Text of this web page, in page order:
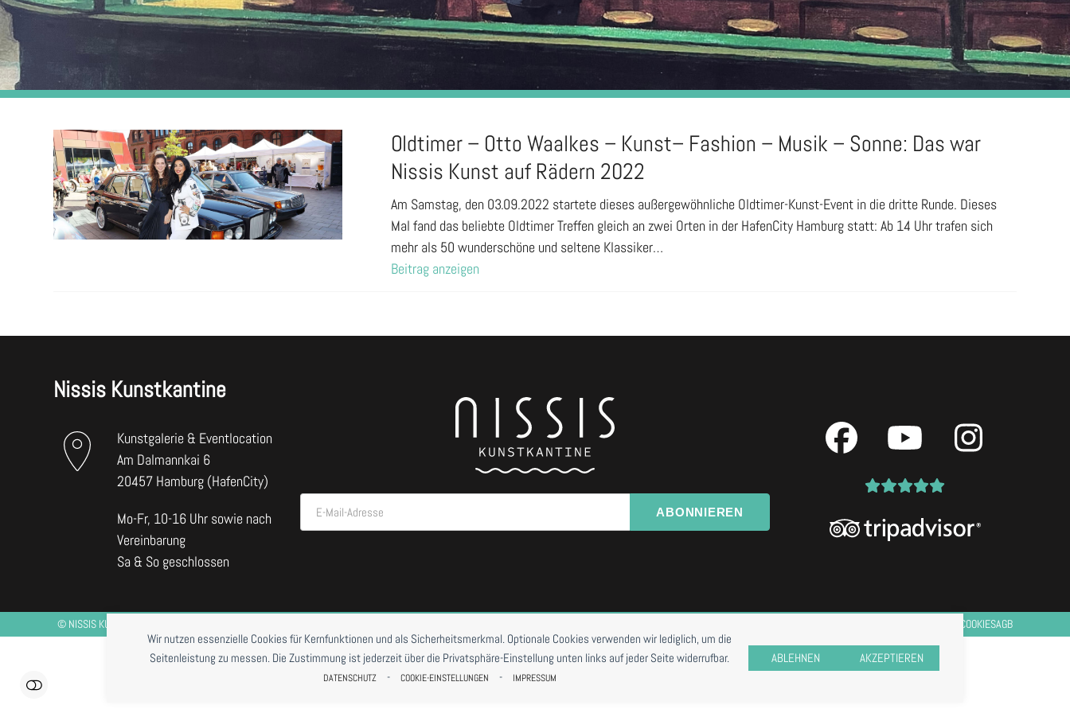
Wir nutzen essenzielle Cookies für Kernfunktionen und als Sicherheitsmerkmal. Optionale Cookies verwenden wir lediglich, um die
Seitenleistung zu messen. Die Zustimmung ist jederzeit über die Privatsphäre-Einstellung unten links auf jeder Seite widerrufbar.
DATENSCHUTZ - COOKIE-EINSTELLUNGEN - IMPRESSUM
AKZEPTIEREN
ABLEHNEN
Oldtimer – Otto Waalkes – Kunst– Fashion – Musik – Sonne: Das war
Nissis Kunst auf Rädern 2022
Am Samstag, den 03.09.2022 startete dieses außergewöhnliche Oldtimer-Kunst-Event in die dritte Runde. Dieses
Mal fand das beliebte Oldtimer Treffen gleich an zwei Orten in der HafenCity Hamburg statt: Ab 14 Uhr trafen sich
mehr als 50 wunderschöne und seltene Klassiker…
Beitrag anzeigen
Nissis Kunstkantine
Kunstgalerie & Eventlocation
Am Dalmannkai 6
20457 Hamburg (HafenCity)
Mo-Fr, 10-16 Uhr sowie nach
Vereinbarung
Sa & So geschlossen
E-Mail-Adresse ABONNIEREN
Facebook
YouTube
© NISSIS KUNSTKANTINE COOKIESAGB